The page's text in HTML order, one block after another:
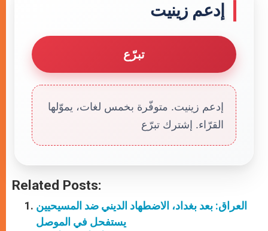
إدعم زينيت
تبرّع
إدعم زينيت. متوفّرة بخمس لغات، يموّلها
القرّاء. إشترك تبرّع
Related Posts:
العراق: بعد بغداد، الاضطهاد الديني ضد المسيحيين
يستفحل في الموصل